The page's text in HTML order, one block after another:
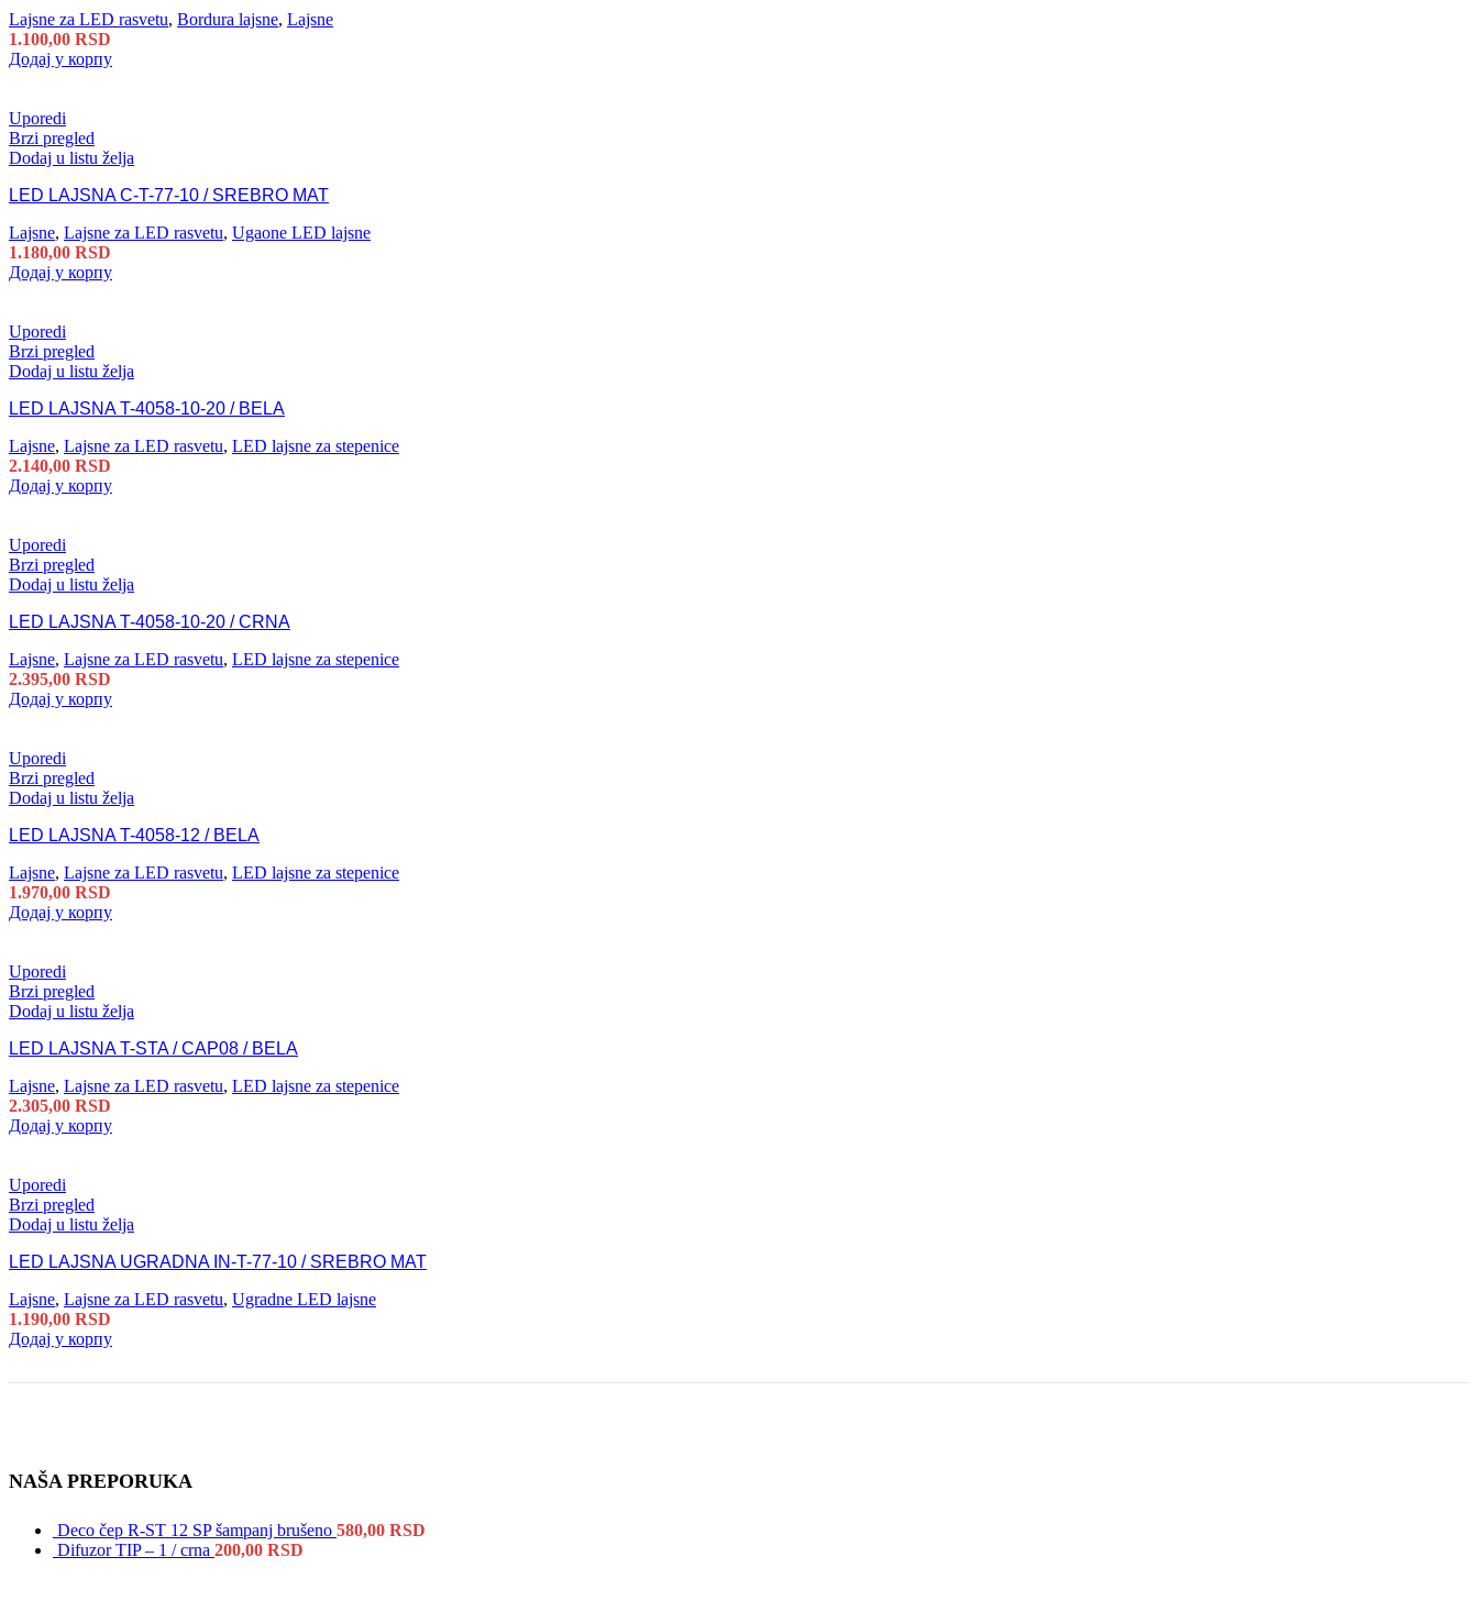
Lajsne za LED rasvetu, Bordura lajsne, Lajsne
1.100,00 RSD
Додај у корпу
Uporedi
Brzi pregled
Dodaj u listu želja
LED LAJSNA C-T-77-10 / SREBRO MAT
Lajsne, Lajsne za LED rasvetu, Ugaone LED lajsne
1.180,00 RSD
Додај у корпу
Uporedi
Brzi pregled
Dodaj u listu želja
LED LAJSNA T-4058-10-20 / BELA
Lajsne, Lajsne za LED rasvetu, LED lajsne za stepenice
2.140,00 RSD
Додај у корпу
Uporedi
Brzi pregled
Dodaj u listu želja
LED LAJSNA T-4058-10-20 / CRNA
Lajsne, Lajsne za LED rasvetu, LED lajsne za stepenice
2.395,00 RSD
Додај у корпу
Uporedi
Brzi pregled
Dodaj u listu želja
LED LAJSNA T-4058-12 / BELA
Lajsne, Lajsne za LED rasvetu, LED lajsne za stepenice
1.970,00 RSD
Додај у корпу
Uporedi
Brzi pregled
Dodaj u listu želja
LED LAJSNA T-STA / CAP08 / BELA
Lajsne, Lajsne za LED rasvetu, LED lajsne za stepenice
2.305,00 RSD
Додај у корпу
Uporedi
Brzi pregled
Dodaj u listu želja
LED LAJSNA UGRADNA IN-T-77-10 / SREBRO MAT
Lajsne, Lajsne za LED rasvetu, Ugradne LED lajsne
1.190,00 RSD
Додај у корпу
NAŠA PREPORUKA
Deco čep R-ST 12 SP šampanj brušeno 580,00 RSD
Difuzor TIP – 1 / crna 200,00 RSD